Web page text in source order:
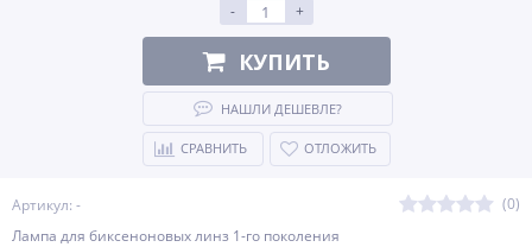
Артикул: -
(0)
Лампа для биксеноновых линз 1-го поколения
-
+
КУПИТЬ
НАШЛИ ДЕШЕВЛЕ?
СРАВНИТЬ ОТЛОЖИТЬ